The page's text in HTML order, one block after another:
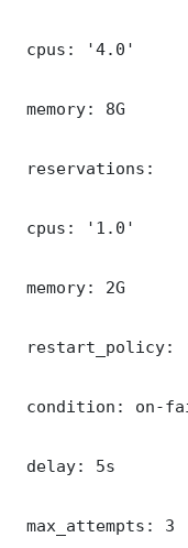
cpus: '4.0'
memory: 8G
reservations:
cpus: '1.0'
memory: 2G
restart_policy:
condition: on-
delay: 5s
max_attempts: 3